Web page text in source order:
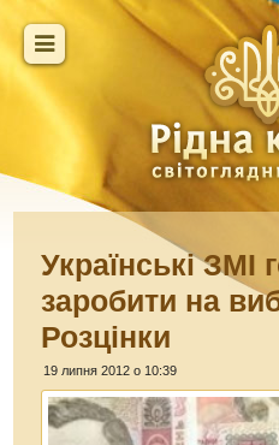
Українські ЗМІ
заробити на
Розцінки
19 липня 2012 о 10:39